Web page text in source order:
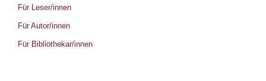
Für Leser/innen
Für Autor/innen
Für Bibliothekar/innen